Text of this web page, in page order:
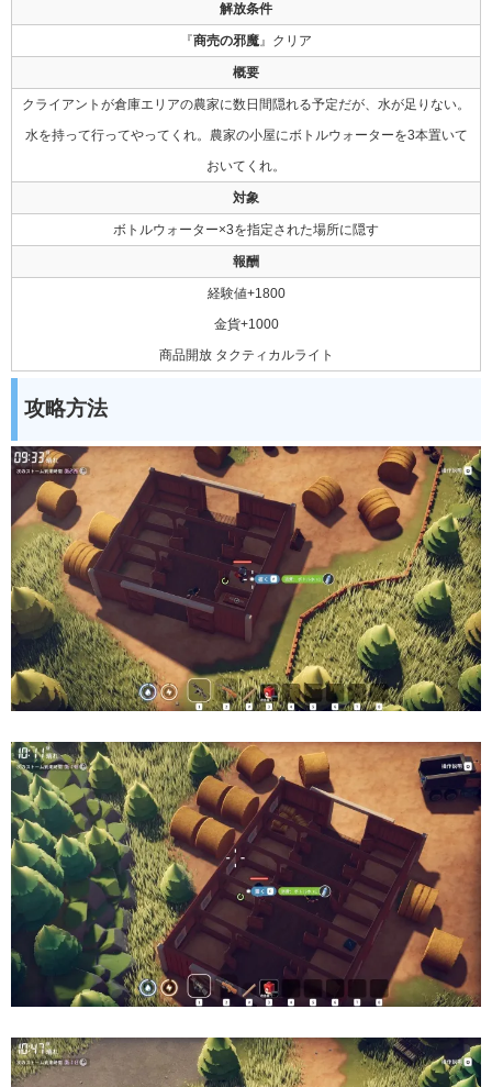
解放条件
『商売の邪魔 』クリア
概要
クライアントが倉庫エリアの農家に数日間隠れる予定だが、水が足りない。
水を持って行ってやってくれ。農家の小屋にボトルウォーターを3本置いて
おいてくれ。
対象
ボトルウォーター×3を指定された場所に隠す
報酬
経験値+1800
金貨+1000
商品開放 タクティカルライト
攻略方法